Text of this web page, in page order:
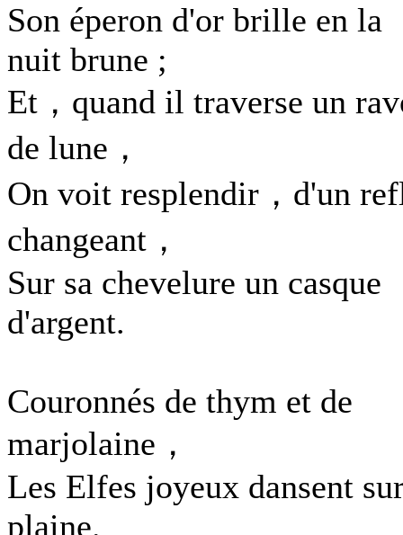
Son éperon d'or brille en la
nuit brune ;
Et，quand il traverse un
de lune，
On voit resplendir，d'un
changeant，
Sur sa chevelure un casque
d'argent.
Couronnés de thym et de
marjolaine，
Les Elfes joyeux dansent
plaine.